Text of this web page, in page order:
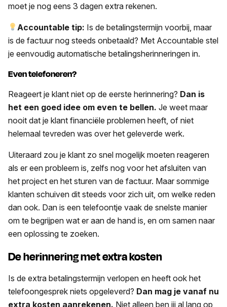
moet je nog eens 3 dagen extra rekenen.
Accountable tip: Is de betalingstermijn voorbij, maar
is de factuur nog steeds onbetaald? Met Accountable stel
je eenvoudig automatische betalingsherinneringen in.
Even telefoneren?
Reageert je klant niet op de eerste herinnering? Dan is
het een goed idee om even te bellen. Je weet maar
nooit dat je klant financiële problemen heeft, of niet
helemaal tevreden was over het geleverde werk.
Uiteraard zou je klant zo snel mogelijk moeten reageren
als er een probleem is, zelfs nog voor het afsluiten van
het project en het sturen van de factuur. Maar sommige
klanten schuiven dit steeds voor zich uit, om welke reden
dan ook. Dan is een telefoontje vaak de snelste manier
om te begrijpen wat er aan de hand is, en om samen naar
een oplossing te zoeken.
De herinnering met extra kosten
Is de extra betalingstermijn verlopen en heeft ook het
telefoongesprek niets opgeleverd? Dan mag je vanaf nu
extra kosten aanrekenen. Niet alleen ben jij al lang op